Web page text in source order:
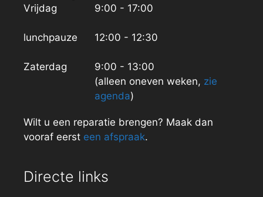
Vrijdag
lunchpauze
Zaterdag
9:00 - 17:00
12:00 - 12:30
9:00 - 13:00
(alleen oneven weken, zie
agenda)
Wilt u een reparatie brengen? Maak dan
vooraf eerst een afspraak.
Directe links